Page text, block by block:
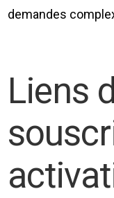
demandes
Liens